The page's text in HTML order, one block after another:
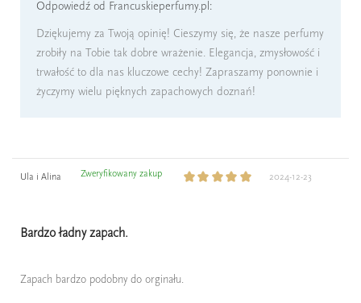
Odpowiedź od Francuskieperfumy.pl:
Dziękujemy za Twoją opinię! Cieszymy się, że nasze perfumy
zrobiły na Tobie tak dobre wrażenie. Elegancja, zmysłowość i
trwałość to dla nas kluczowe cechy! Zapraszamy ponownie i
życzymy wielu pięknych zapachowych doznań!
Ula i Alina Zweryfikowany zakup 2024-12-23
Bardzo ładny zapach.
Zapach bardzo podobny do orginału.